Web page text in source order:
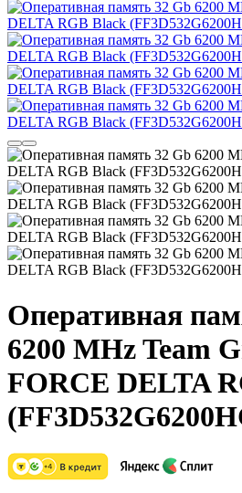
Оперативная
6200 MHz Team
FORCE DELTA